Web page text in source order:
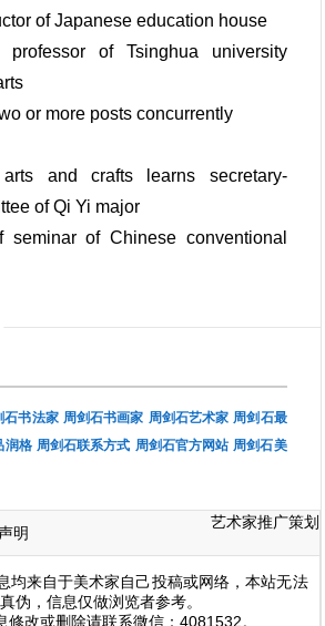
of Japanese education house
professor of Tsinghua university
or more posts concurrently
and crafts learns secretary-
of Qi Yi major
seminar of Chinese conventional
石书法家 周剑石书画家 周剑石艺术家 周剑石最
润格 周剑石联系方式 周剑石官方网站 周剑石美
明
艺术家推广策划
均来自于美术家自己投稿或网络，本站无法
伪，信息仅做浏览者参考。
修改或删除请联系微信：4081532。